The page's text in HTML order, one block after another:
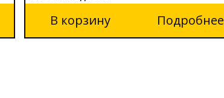
В корзину Подробнее